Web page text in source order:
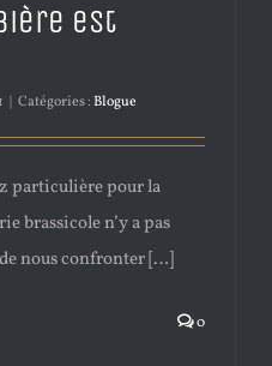
est
Catégories :Blogue
particulière pour la
brassicole n’y a pas
nous confronter […]
0